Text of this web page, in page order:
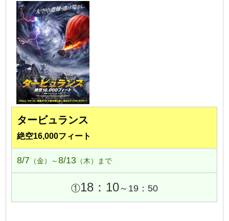
タービュランス
絶空16,000フィート
8/7 （金）～8/13 （木）まで
①18：10～19：50